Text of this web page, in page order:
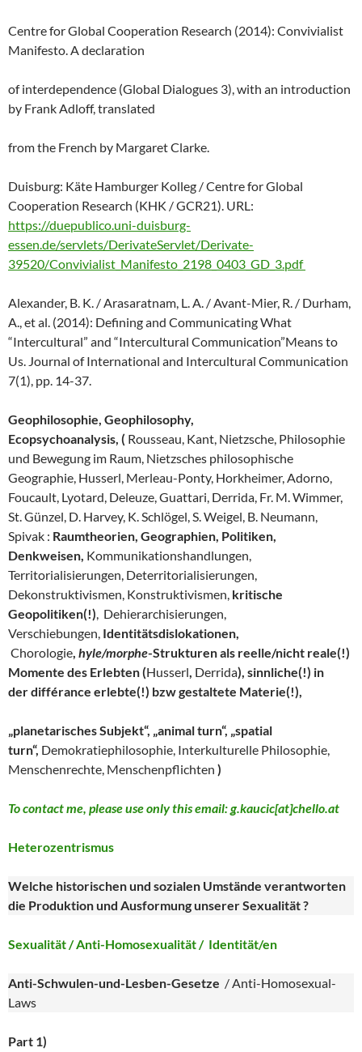
Centre for Global Cooperation Research (2014): Convivialist
Manifesto. A declaration
of interdependence (Global Dialogues 3), with an introduction
by Frank Adloff, translated
from the French by Margaret Clarke.
Duisburg: Käte Hamburger Kolleg / Centre for Global
Cooperation Research (KHK / GCR21). URL:
https://duepublico.uni-duisburg-
essen.de/servlets/DerivateServlet/Derivate-
39520/Convivialist_Manifesto_2198_0403_GD_3.pdf
Alexander, B. K. / Arasaratnam, L. A. / Avant-Mier, R. / Durham,
A., et al. (2014): Defining and Communicating What
“Intercultural” and “Intercultural Communication”Means to
Us. Journal of International and Intercultural Communication
7(1), pp. 14-37.
Geophilosophie, Geophilosophy,
Ecopsychoanalysis, ( Rousseau, Kant, Nietzsche, Philosophie
und Bewegung im Raum, Nietzsches philosophische
Geographie, Husserl, Merleau-Ponty, Horkheimer, Adorno,
Foucault, Lyotard, Deleuze, Guattari, Derrida, Fr. M. Wimmer,
St. Günzel, D. Harvey, K. Schlögel, S. Weigel, B. Neumann,
Spivak : Raumtheorien, Geographien, Politiken,
Denkweisen, Kommunikationshandlungen,
Territorialisierungen, Deterritorialisierungen,
Dekonstruktivismen, Konstruktivismen, kritische
Geopolitiken(!) , Dehierarchisierungen,
Verschiebungen, Identitätsdislokationen,
Chorologie hyle/morphe-Strukturen als reelle/nicht reale(!)
Momente des Erlebten (Husserl Derrida), sinnliche(!) in
der différance erlebte(!) bzw gestaltete Materie(!),
„planetarisches Subjekt“, „animal turn“, „spatial
turn“, Demokratiephilosophie, Interkulturelle Philosophie,
Menschenrechte, Menschenpflichten )
To contact me, please use only this email: g.kaucic[at]chello.at
Heterozentrismus
Welche historischen und sozialen Umstände verantworten
die Produktion und Ausformung unserer Sexualität ?
Sexualität / Anti-Homosexualität / Identität/en
Anti-Schwulen-und-Lesben-Gesetze / Anti-Homosexual-
Laws
Part 1)